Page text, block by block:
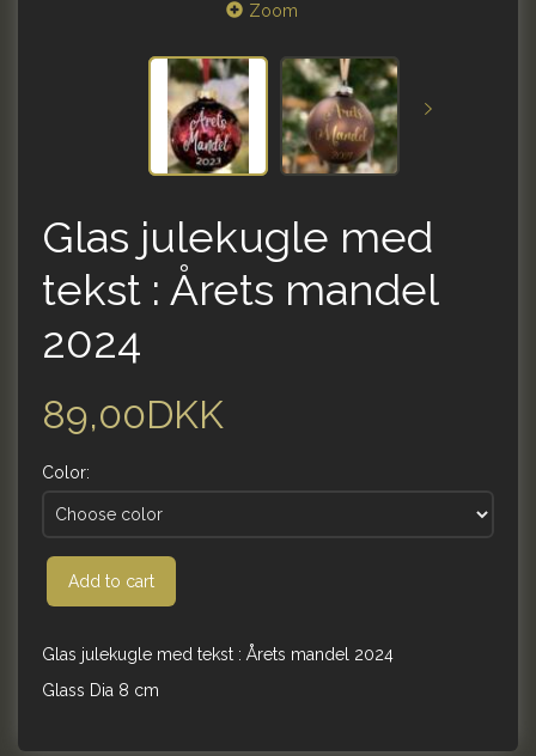
Zoom
Glas julekugle med
tekst : Årets mandel
2024
89,00DKK
Color:
Add to cart
Glas julekugle med tekst : Årets mandel 2024
Glass Dia 8 cm